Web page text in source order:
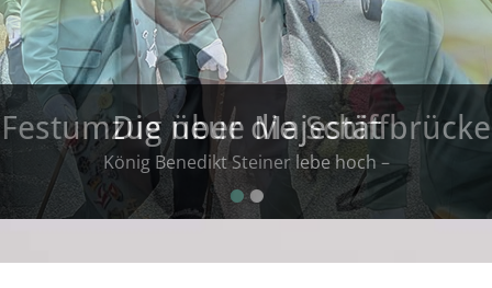
••
Festumzug über die Schiffbrücke